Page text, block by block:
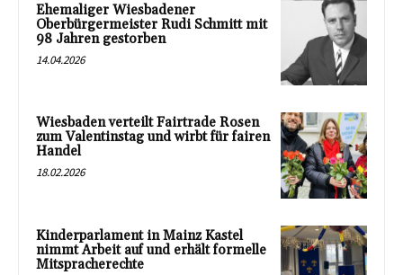
Ehemaliger Wiesbadener
Oberbürgermeister Rudi Schmitt mit
98 Jahren gestorben
14.04.2026
Wiesbaden verteilt Fairtrade Rosen
zum Valentinstag und wirbt für fairen
Handel
18.02.2026
Kinderparlament in Mainz Kastel
nimmt Arbeit auf und erhält formelle
Mitspracherechte